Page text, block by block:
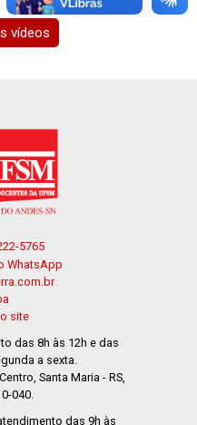
vídeos
5765
WhatsApp
site
das 8h às 12h e das
a sexta.
Santa Maria - RS,
040.
das 9h às